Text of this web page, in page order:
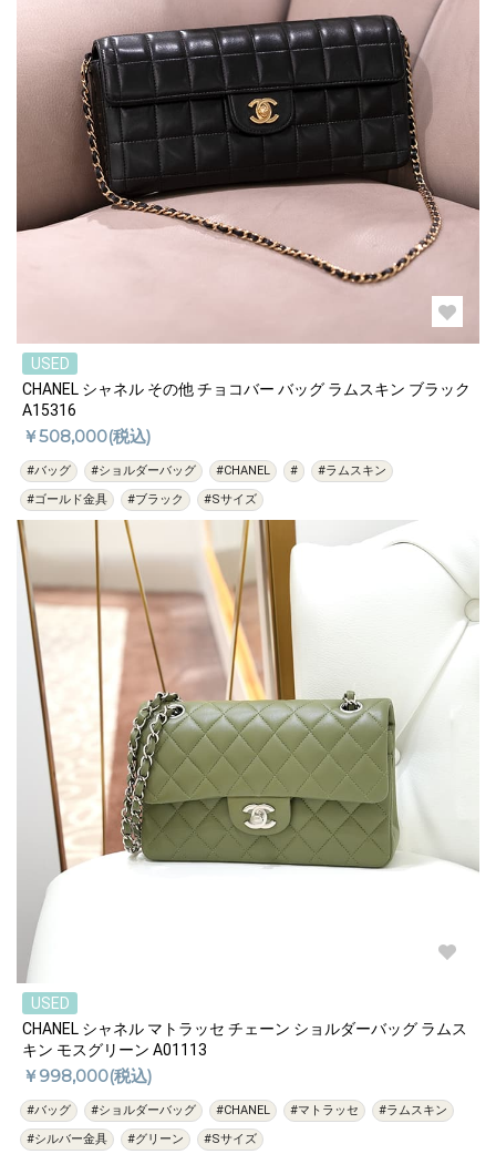
USED
CHANEL シャネル その他 チョコバー バッグ ラムスキン ブラック
A15316
￥508,000(税込)
#バッグ #ショルダーバッグ #CHANEL #
#ラムスキン
#ゴールド金具
#ブラック #Sサイズ
USED
CHANEL シャネル マトラッセ チェーン ショルダーバッグ ラムス
キン モスグリーン A01113
￥998,000(税込)
#バッグ #ショルダーバッグ #CHANEL #マトラッセ
#ラムスキン
#シルバー金具
#グリーン #Sサイズ